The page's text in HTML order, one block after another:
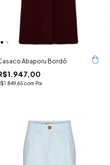
Abaporu Bordô
com Pix